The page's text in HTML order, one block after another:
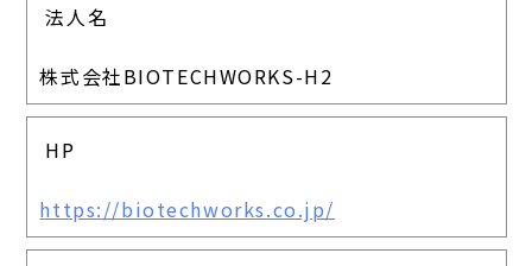
法人名
株式会社BIOTECHWORKS-H2
HP
https://biotechworks.co.jp/